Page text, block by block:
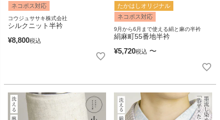
ネコポス対応
コウジュササキ株式会社
シルクニット半衿
¥8,800税込
たかはしオリジナル
ネコポス対応
9月から6月まで使える絹と麻の半衿
絹麻町55番地半衿
¥5,720税込 〜